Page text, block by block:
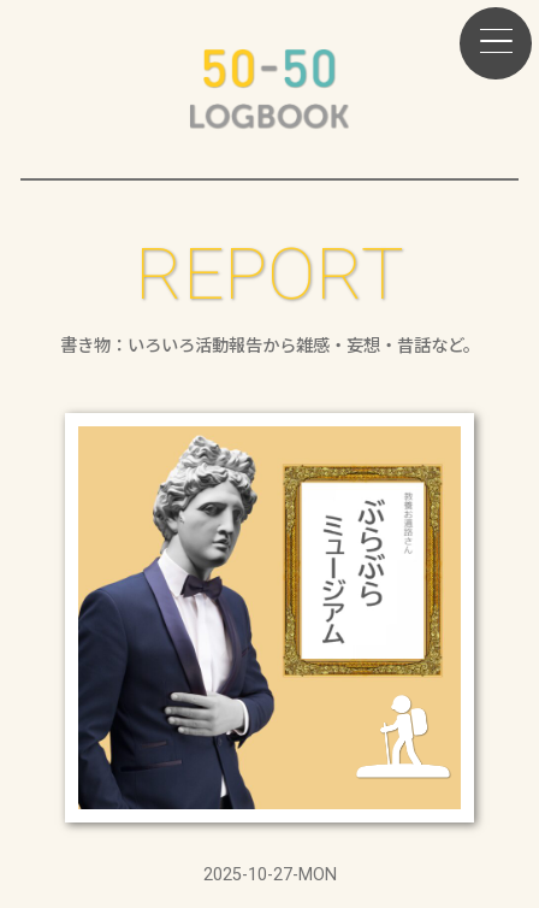
REPORT
書き物：いろいろ活動報告から雑感・妄想・昔話など。
2025-10-27-MON